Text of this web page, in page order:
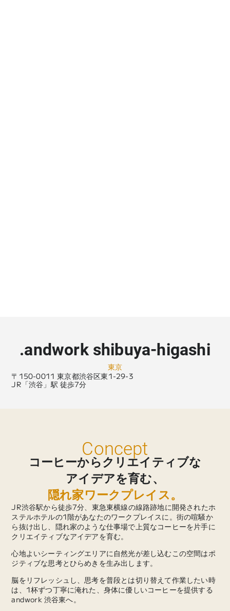
.andwork shibuya-higashi
東京
〒150-0011 東京都渋谷区東1-29-3
JR「渋谷」駅 徒歩7分
Concept
コーヒーからクリエイティブな
アイデアを育む、
隠れ家ワークプレイス。
JR渋谷駅から徒歩7分、東急東横線の線路跡地に開発されたホ
ステルホテルの1階があなたのワークプレイスに。街の喧騒か
ら抜け出し、隠れ家のような仕事場で上質なコーヒーを片手に
クリエイティブなアイデアを育む。
心地よいシーティングエリアに自然光が差し込むこの空間はポ
ジティブな思考とひらめきを生み出します。
脳をリフレッシュし、思考を普段とは切り替えて作業したい時
は、1杯ずつ丁寧に淹れた、身体に優しいコーヒーを提供する
andwork 渋谷東へ。